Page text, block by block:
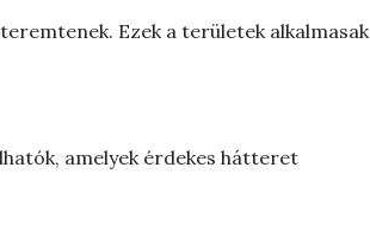
Ezek a területek alkalmasak
amelyek érdekes hátteret